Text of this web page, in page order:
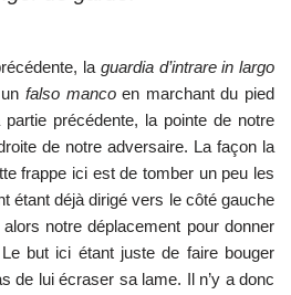
la guardia d’intrare in largo
falso mancoen marchant du pied
précédente, la pointe de notre
de notre adversaire. La façon la
frappe ici est de tomber un peu les
étant déjà dirigé vers le côté gauche
notre déplacement pour donner
but ici étant juste de faire bouger
de lui écraser sa lame. Il n’y a donc